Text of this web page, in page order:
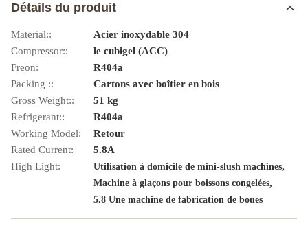
Détails du produit
Material::
Acier inoxydable 304
Compressor::
le cubigel (ACC)
Freon:
R404a
Packing ::
Cartons avec boîtier en bois
Gross Weight::
51 kg
Refrigerant::
R404a
Working Model:
Retour
Rated Current:
5.8A
High Light:
Utilisation à domicile de mini-slush machines,
Machine à glaçons pour boissons congelées,
5.8 Une machine de fabrication de boues